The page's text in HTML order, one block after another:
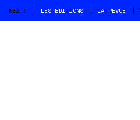
NEZ : LES ÉDITIONS LA REVUE